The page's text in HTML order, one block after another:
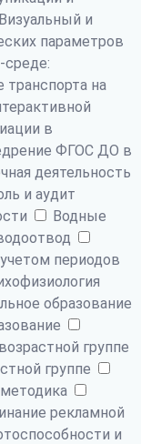
Визуальный и
параметров
среде:
транспорта на
в
ФГОС ДО в
деятельность
и аудит
Водные
периодов
образование
группе
группе
рекламной
и